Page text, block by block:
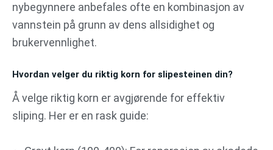
nybegynnere anbefales ofte en kombinasjon av
vannstein på grunn av dens allsidighet og
brukervennlighet.
Hvordan velger du riktig korn for slipesteinen din?
Å velge riktig korn er avgjørende for effektiv
sliping. Her er en rask guide: